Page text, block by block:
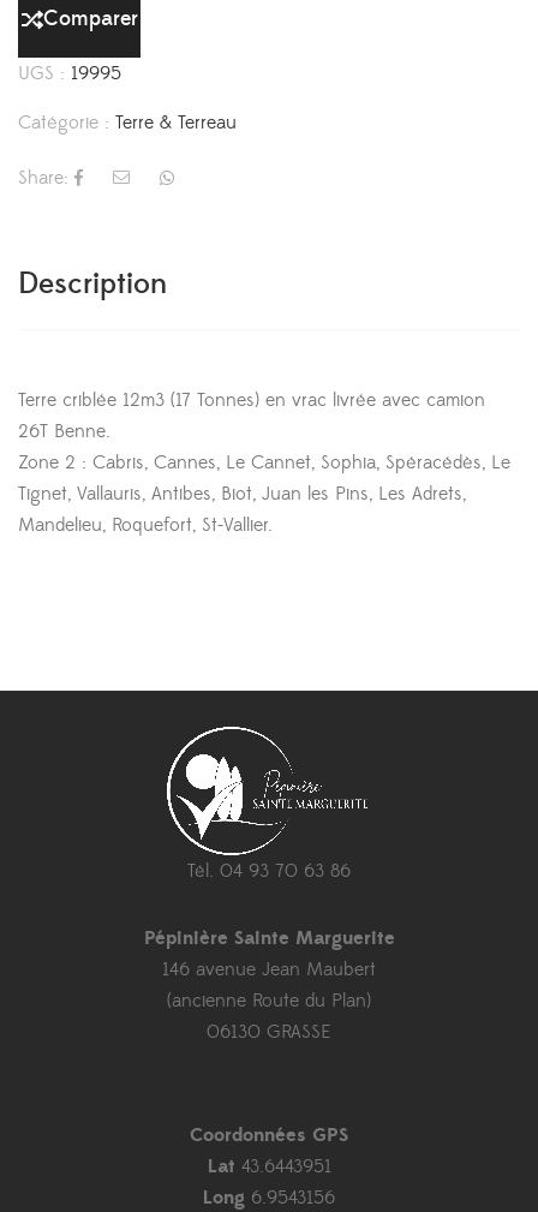
Comparer
UGS : 19995
Catégorie : Terre & Terreau
Share:
Description
Terre criblée 12m3 (17 Tonnes) en vrac livrée avec camion
26T Benne.
Zone 2 : Cabris, Cannes, Le Cannet, Sophia, Spéracédès, Le
Tignet, Vallauris, Antibes, Biot, Juan les Pins, Les Adrets,
Mandelieu, Roquefort, St-Vallier.
Tél. 04 93 70 63 86
Pépinière Sainte Marguerite
146 avenue Jean Maubert
(ancienne Route du Plan)
06130 GRASSE
Coordonnées GPS
Lat 43.6443951
Long 6.9543156